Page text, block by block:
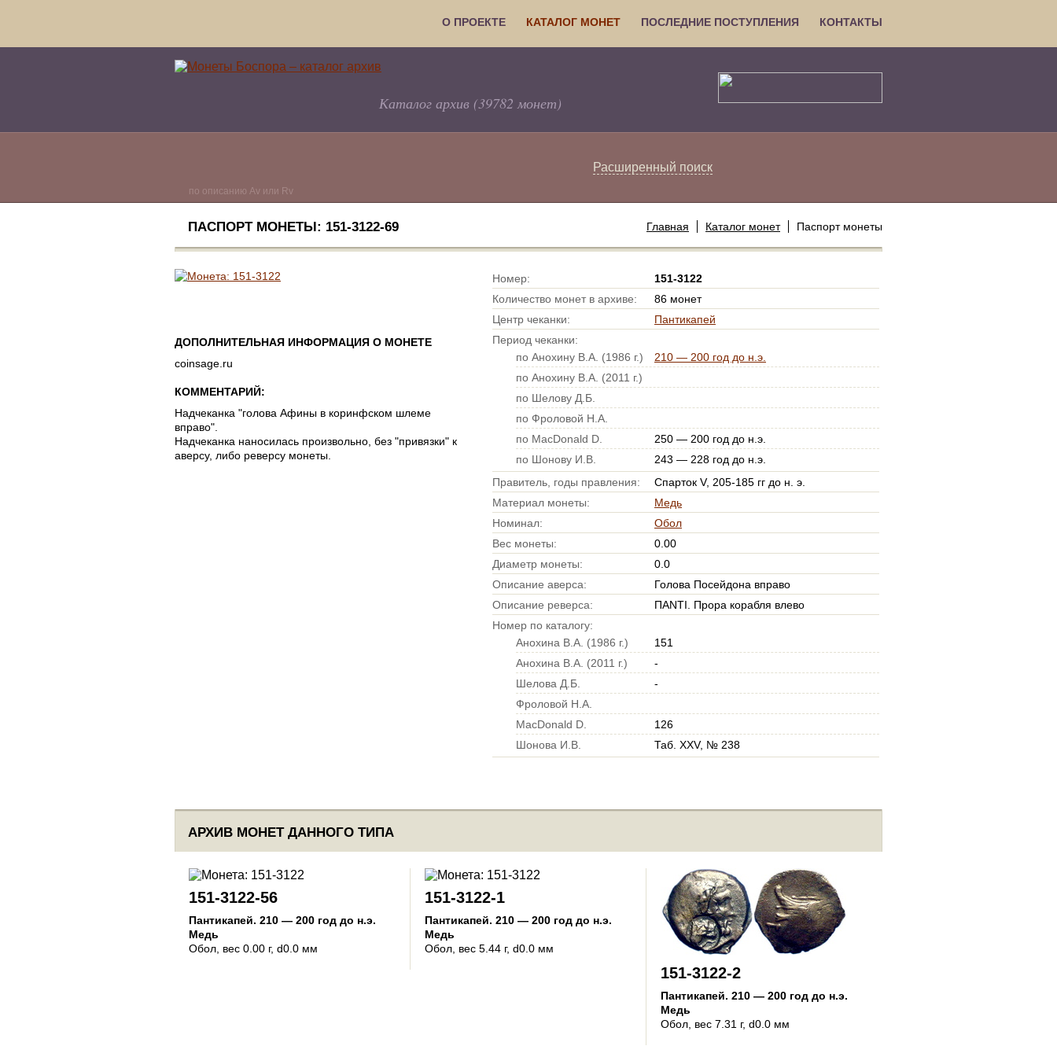
О ПРОЕКТЕ КАТАЛОГ МОНЕТ ПОСЛЕДНИЕ ПОСТУПЛЕНИЯ КОНТАКТЫ
Каталог архив (39782 монет)
по описанию Av или Rv
Расширенный поиск
Главная Каталог монет Паспорт монеты
ПАСПОРТ МОНЕТЫ: 151-3122-69
ДОПОЛНИТЕЛЬНАЯ ИНФОРМАЦИЯ О МОНЕТЕ
coinsage.ru
КОММЕНТАРИЙ:
Надчеканка "голова Афины в коринфском шлеме
вправо".
Надчеканка наносилась произвольно, без "привязки" к
аверсу, либо реверсу монеты.
Номер:
151-3122
Количество монет в архиве:
86 монет
Центр чеканки:
Пантикапей
Период чеканки:
по Анохину В.А. (1986 г.)
210 — 200 год до н.э.
по Анохину В.А. (2011 г.)
по Шелову Д.Б.
по Фроловой Н.А.
по MacDonald D.
250 — 200 год до н.э.
по Шонову И.В.
243 — 228 год до н.э.
Правитель, годы правления:
Спарток V, 205-185 гг до н. э.
Материал монеты:
Медь
Номинал:
Обол
Вес монеты:
0.00
Диаметр монеты:
0.0
Описание аверса:
Голова Посейдона вправо
Описание реверса:
ПАNTI. Прора корабля влево
Номер по каталогу:
Анохина В.А. (1986 г.)
151
Анохина В.А. (2011 г.)
-
Шелова Д.Б.
-
Фроловой Н.А.
MacDonald D.
126
Шонова И.В.
Таб. XXV, № 238
АРХИВ МОНЕТ ДАННОГО ТИПА
151-3122-56
Пантикапей. 210 — 200 год до н.э.
Медь
Обол , вес 0.00 г, d0.0 мм
151-3122-1
Пантикапей. 210 — 200 год до н.э.
Медь
Обол , вес 5.44 г, d0.0 мм
151-3122-2
Пантикапей. 210 — 200 год до н.э.
Медь
Обол , вес 7.31 г, d0.0 мм